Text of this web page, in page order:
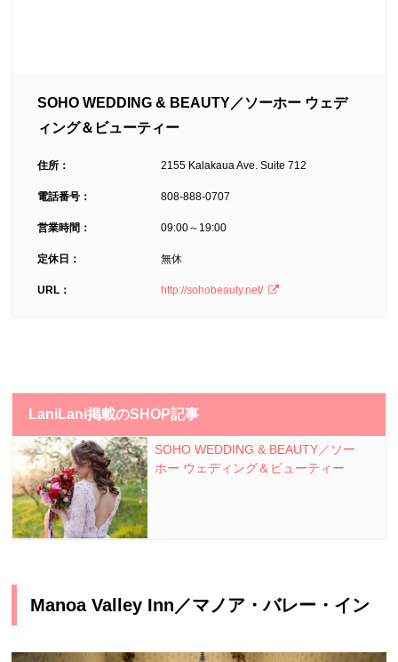
SOHO WEDDING & BEAUTY／ソーホー ウェデ
ィング＆ビューティー
住所： 2155 Kalakaua Ave. Suite 712
電話番号： 808-888-0707
営業時間： 09:00～19:00
定休日： 無休
URL： http://sohobeauty.net/
LaniLani掲載のSHOP記事
SOHO WEDDING & BEAUTY／ソー
ホー ウェディング＆ビューティー
Manoa Valley Inn／マノア・バレー・イン